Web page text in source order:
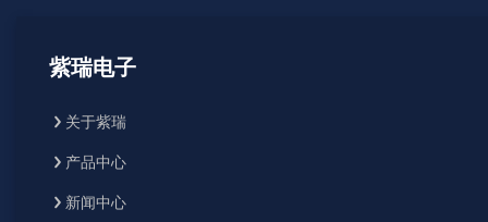
紫瑞电子
关于紫瑞
产品中心
新闻中心